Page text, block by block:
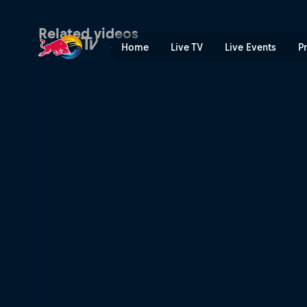
Home Live TV Live Events
Финал (RU) – Вирджин,
Related videos